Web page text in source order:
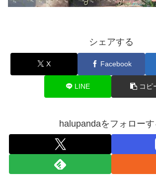
シェアする
X Facebook
LINE コピ
halupandaをフォローす